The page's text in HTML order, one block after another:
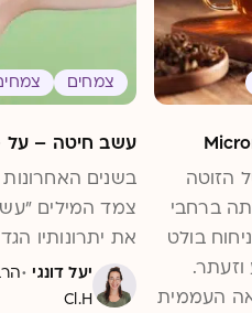
הזוטה
ברחבי
בולט
וזעתר.
העממית
צמחים
עשב חיטה –
בשנים
צמד המילים
את יתרונותיו
יעל דונגי ·
Cl.H